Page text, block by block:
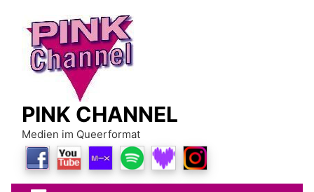
content
PINK CHANNEL
Medien im Queerformat